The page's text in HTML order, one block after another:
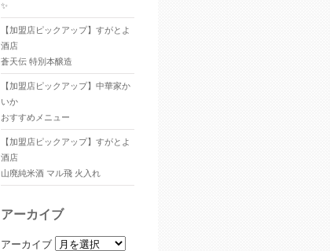
✨
【加盟店ピックアップ】すがとよ
酒店
蒼天伝 特別本醸造
【加盟店ピックアップ】中華家か
いか
おすすめメニュー
【加盟店ピックアップ】すがとよ
酒店
山廃純米酒 マル飛 火入れ
アーカイブ
アーカイブ